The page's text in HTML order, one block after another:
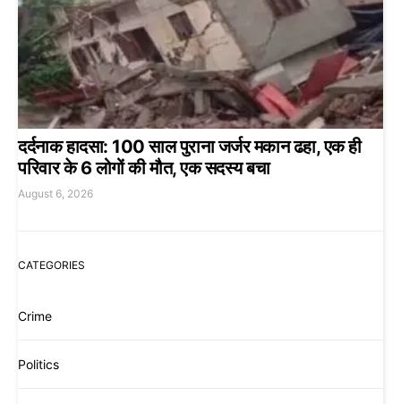
दर्दनाक हादसा: 100 साल पुराना जर्जर मकान ढहा, एक ही
परिवार के 6 लोगों की मौत, एक सदस्य बचा
August 6, 2026
CATEGORIES
Crime
Politics